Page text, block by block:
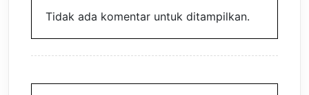
Tidak ada komentar untuk ditampilkan.